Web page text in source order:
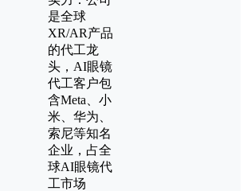
是全球
XR/AR产品
的代工龙
头，AI眼镜
代工客户包
含Meta、小
米、华为、
索尼等知名
企业，占全
球AI眼镜代
工市场